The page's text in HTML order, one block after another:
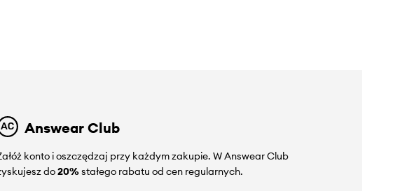
Answear Club
konto i oszczędzaj przy każdym zakupie. W Answear Club
do20%stałego rabatu od cen regularnych.